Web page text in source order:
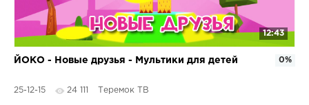
12:43
ЙОКО - Новые друзья - Мультики для детей
25-12-15 24 111 Теремок ТВ
0%